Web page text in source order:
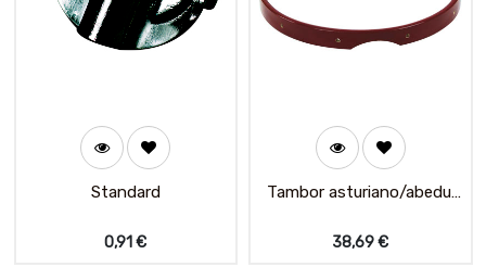
Standard
0,91€
Tambor asturiano/abedul
38,69€